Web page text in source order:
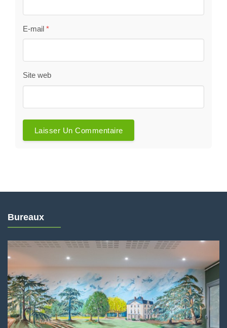
E-mail *
Site web
Bureaux